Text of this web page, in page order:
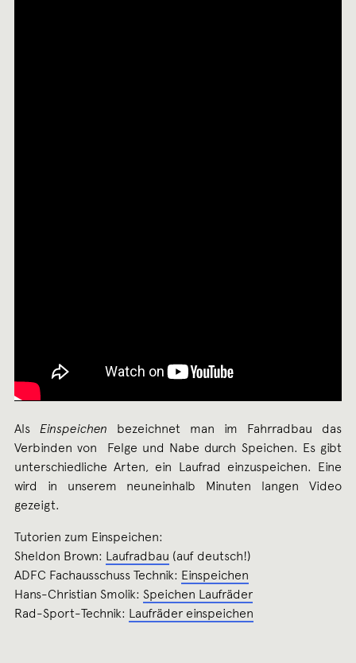
Als Einspeichen bezeichnet man im Fahrradbau das
Verbinden von Felge und Nabe durch Speichen. Es gibt
unterschiedliche Arten, ein Laufrad einzuspeichen. Eine
wird in unserem neuneinhalb Minuten langen Video
gezeigt.
Tutorien zum Einspeichen:
Sheldon Brown: Laufradbau (auf deutsch!)
ADFC Fachausschuss Technik: Einspeichen
Hans-Christian Smolik: Speichen Laufräder
Rad-Sport-Technik: Laufräder einspeichen